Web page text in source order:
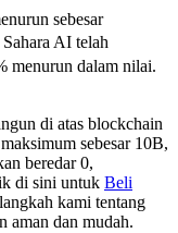
sebagai jaminannya
sebesar
AI telah
menurun dalam nilai.
di atas blockchain
sebesar 10B,
beredar 0,
di sini untuk Beli
kami tentang
aman dan mudah.